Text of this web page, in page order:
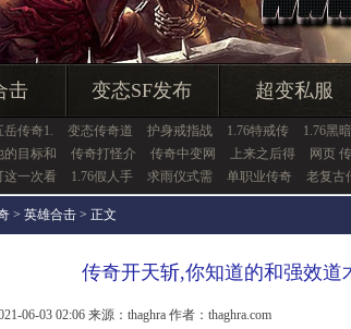
击 变态SF发布 超变私服
岳传奇1. 变态传奇道 护身戒指战 1.76特戒传 1.76黑
的目标和 传奇打怪介 传奇中变网 上来之后得 网页
这一次看 1.76假人手 求雨仪式需 单职业传奇 老复古
> 英雄合击 > 正文
传奇开天斩,你知道的和强效道
06-03 02:06 来源：thaghra 作者：thaghra.com